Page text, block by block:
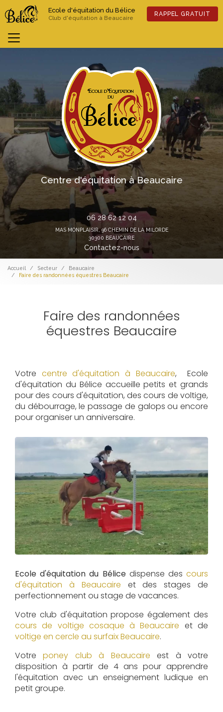
au
principal
Ecole d'équitation du Bélice
Club d'équitation à Beaucaire
RAPPEL GRATUIT
Centre d'équitation à Beaucaire
06 28 62 12 04
MAS MONPLAISIR,96 CHEMIN DE LA MILORDE
30300 BEAUCAIRE
Contactez-nous
Previous Next
Accueil Secteur
Beaucaire
Faire des randonnées équestres Beaucaire
Faire des randonnées
équestres Beaucaire
Votre centre d'équitation à Beaucaire, Ecole
d'équitation du Bélice accueille petits et grands
pour des cours d'équitation, des cours de voltige,
du débourrage, le passage de galops ou encore
pour organiser un anniversaire.
Ecole d'équitation du Bélicedispense des cours
d'équitation à Beaucaire et des stages de
perfectionnement ou stage de vacances.
Votre club d'équitation propose également des
cours de voltige cosaque àBeaucaire et de
voltige en cercle au surfaixBeaucaire.
Votreponey club à Beaucaire est à votre
disposition à partir de 4 ans pour apprendre
l'équitation avec un enseignement ludique en
petit groupe.